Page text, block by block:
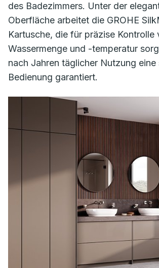
des Badezimmers. Unter der
Oberfläche arbeitet die GROHE
Kartusche, die für präzise Kontrolle
Wassermenge und -temperatur
nach Jahren täglicher Nutzung
Bedienung garantiert.